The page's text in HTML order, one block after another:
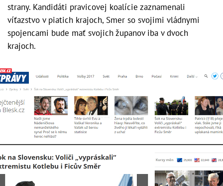
strany. Kandidáti pravicovej koalície zaznamenali
víťazstvo v piatich krajoch, Smer so svojimi vládnymi
spojencami bude mať svojich županov iba v dvoch
krajoch.